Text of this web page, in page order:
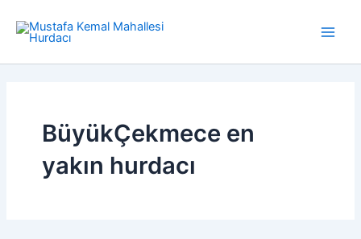
atla
BüyükÇekmece en
yakın hurdacı